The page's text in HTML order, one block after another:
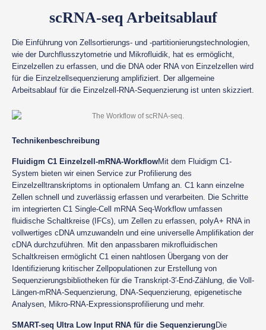
scRNA-seq Arbeitsablauf
Die Einführung von Zellsortierungs- und -partitionierungstechnologien,
wie der Durchflusszytometrie und Mikrofluidik, hat es ermöglicht,
Einzelzellen zu erfassen, und die DNA oder RNA von Einzelzellen wird
für die Einzelzellsequenzierung amplifiziert. Der allgemeine
Arbeitsablauf für die Einzelzell-RNA-Sequenzierung ist unten skizziert.
Technikenbeschreibung
Fluidigm C1 Einzelzell-mRNA-WorkflowMit dem Fluidigm C1-
System bieten wir einen Service zur Profilierung des
Einzelzelltranskriptoms in optionalem Umfang an. C1 kann einzelne
Zellen schnell und zuverlässig erfassen und verarbeiten. Die Schritte
im integrierten C1 Single-Cell mRNA Seq-Workflow umfassen
fluidische Schaltkreise (IFCs), um Zellen zu erfassen, polyA+ RNA in
vollwertiges cDNA umzuwandeln und eine universelle Amplifikation der
cDNA durchzuführen. Mit den anpassbaren mikrofluidischen
Schaltkreisen ermöglicht C1 einen nahtlosen Übergang von der
Identifizierung kritischer Zellpopulationen zur Erstellung von
Sequenzierungsbibliotheken für die Transkript-3′-End-Zählung, die Voll-
Längen-mRNA-Sequenzierung, DNA-Sequenzierung, epigenetische
Analysen, Mikro-RNA-Expressionsprofilierung und mehr.
SMART-seq Ultra Low Input RNA für die Sequenzierung Die